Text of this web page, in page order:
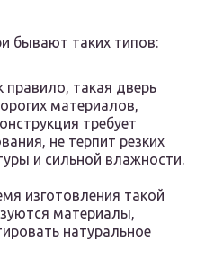
бывают таких типов:
такая дверь
материалов,
требует
не терпит резких
и сильной влажности.
изготовления такой
материалы,
натуральное